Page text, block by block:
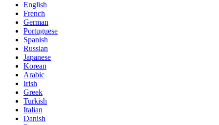
English
French
German
Portuguese
Spanish
Russian
Japanese
Korean
Arabic
Irish
Greek
Turkish
Italian
Danish